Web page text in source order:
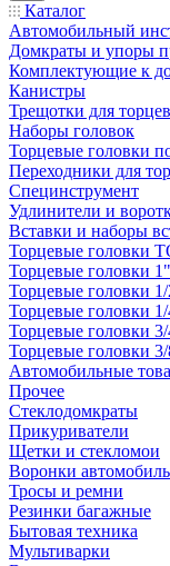
Каталог
Автомобильный
Домкраты и упоры
Комплектующие к
Канистры
Трещотки для
Наборы головок
Торцевые головки
Переходники для
Специнструмент
Удлинители и
Вставки и наборы
Торцевые головки
Торцевые головки 1"
Торцевые головки
Торцевые головки
Торцевые головки
Торцевые головки
Автомобильные
Прочее
Стеклодомкраты
Прикуриватели
Щетки и стекломои
Воронки
Тросы и ремни
Резинки багажные
Бытовая техника
Мультиварки